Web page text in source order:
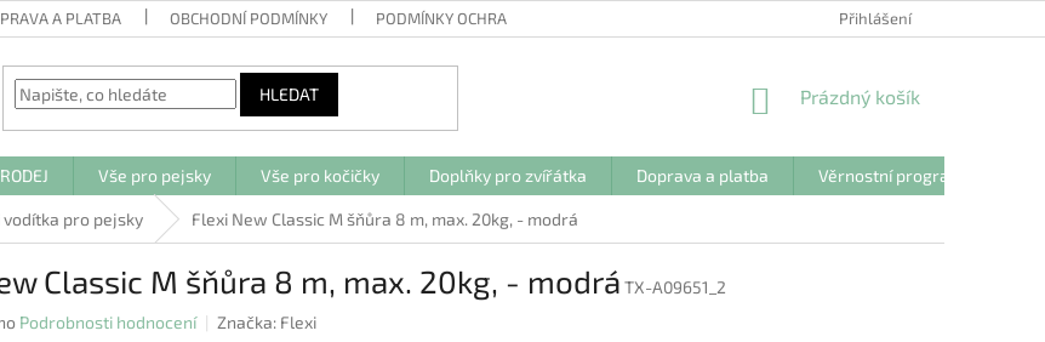
A PLATBA OBCHODNÍ PODMÍNKY PODMÍNKY OCHRANY OSOBNÍCH ÚDAJŮ Přihlášení
HLEDAT
NÁKUPNÍ
Prázdný košík
Vše pro pejsky Vše pro kočičky Doplňky pro zvířátka Doprava a platba Věrnostní program
vodítka pro pejsky Flexi New Classic M šňůra 8 m, max. 20kg, - modrá
Classic M šňůra 8 m, max. 20kg, - modrá TX-A09651_2
Podrobnosti hodnocení Značka: Flexi